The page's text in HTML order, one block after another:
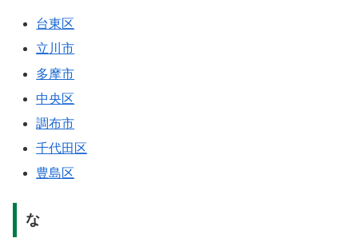
台東区
立川市
多摩市
中央区
調布市
千代田区
豊島区
な